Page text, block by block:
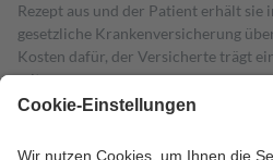
Rezept aus und der Patient erhält sie
gesetzliche Krankenversicherung
Kosten dafür, der Versicherte trägt
mit.
Grundsätzlich leisten Mitglieder
höchstens zehn Euro.
Es sind jedoch